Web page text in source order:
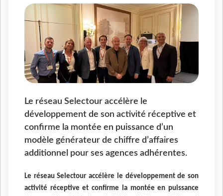
Le réseau Selectour accélère le
développement de son activité réceptive et
confirme la montée en puissance d’un
modèle générateur de chiffre d’affaires
additionnel pour ses agences adhérentes.
Le réseau Selectour accélère le développement de son
activité réceptive et confirme la montée en puissance